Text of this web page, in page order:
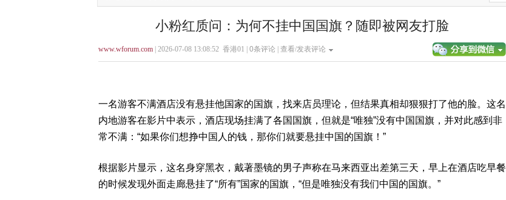
小粉红质问：为何不挂中国国旗？随即被网友打脸
www.wforum.com | 2026-07-08 13:08:52 香港01 | 0条评论 | 查看/发表评论
一名游客不满酒店没有悬挂他国家的国旗，找来店员理论，但结果真相却狠狠打了他的脸。这名
内地游客在影片中表示，酒店现场挂满了各国国旗，但就是“唯独”没有中国国旗，并对此感到非
常不满：“如果你们想挣中国人的钱，那你们就要悬挂中国的国旗！”
根据影片显示，这名身穿黑衣，戴著墨镜的男子声称在马来西亚出差第三天，早上在酒店吃早餐
的时候发现外面走廊悬挂了“所有”国家的国旗，“但是唯独没有我们中国的国旗。”